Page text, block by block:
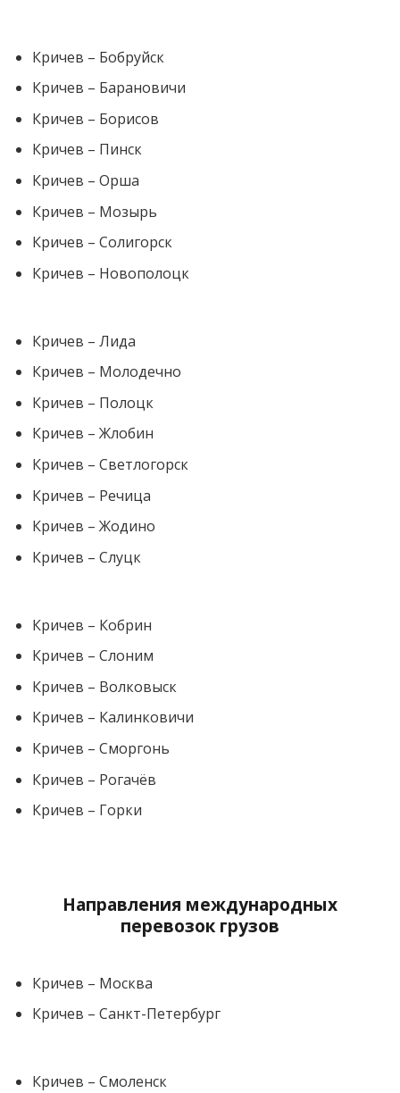
Кричев – Бобруйск
Кричев – Барановичи
Кричев – Борисов
Кричев – Пинск
Кричев – Орша
Кричев – Мозырь
Кричев – Солигорск
Кричев – Новополоцк
Кричев – Лида
Кричев – Молодечно
Кричев – Полоцк
Кричев – Жлобин
Кричев – Светлогорск
Кричев – Речица
Кричев – Жодино
Кричев – Слуцк
Кричев – Кобрин
Кричев – Слоним
Кричев – Волковыск
Кричев – Калинковичи
Кричев – Сморгонь
Кричев – Рогачёв
Кричев – Горки
Направления международных
перевозок грузов
Кричев – Москва
Кричев – Санкт-Петербург
Кричев – Смоленск